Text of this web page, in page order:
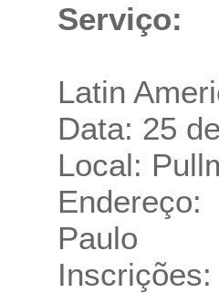
Serviço:
Latin
Data: 25
Local:
Paulo
Inscrições: